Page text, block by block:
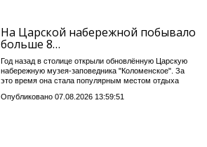
На Царской набережной побывало
больше 8…
Год назад в столице открыли обновлённую Царскую
набережную музея-заповедника "Коломенское". За
это время она стала популярным местом отдыха
Опубликовано 07.08.2026 13:59:51